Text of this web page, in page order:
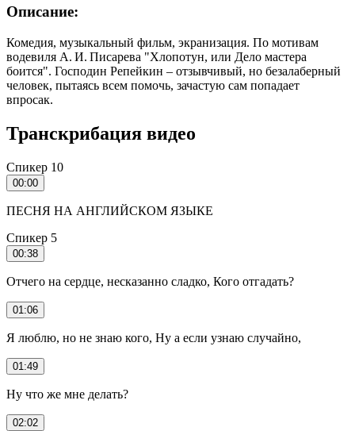
Описание:
Комедия, музыкальный фильм, экранизация. По мотивам
водевиля А. И. Писарева "Хлопотун, или Дело мастера
боится". Господин Репейкин – отзывчивый, но безалаберный
человек, пытаясь всем помочь, зачастую сам попадает
впросак.
Транскрибация видео
Спикер 10
00:00
ПЕСНЯ НА АНГЛИЙСКОМ ЯЗЫКЕ
Спикер 5
00:38
Отчего на сердце, несказанно сладко, Кого отгадать?
01:06
Я люблю, но не знаю кого, Ну а если узнаю случайно,
01:49
Ну что же мне делать?
02:02